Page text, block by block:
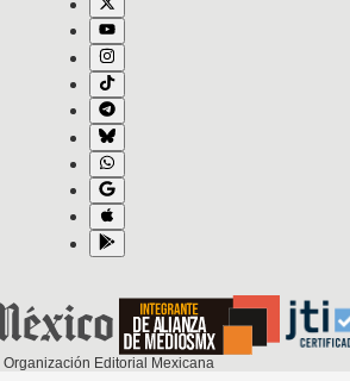
Organización Editorial Mexicana